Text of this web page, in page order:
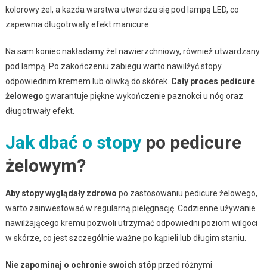
kolorowy żel, a każda warstwa utwardza się pod lampą LED, co
zapewnia długotrwały efekt manicure.
Na sam koniec nakładamy żel nawierzchniowy, również utwardzany
pod lampą. Po zakończeniu zabiegu warto nawilżyć stopy
odpowiednim kremem lub oliwką do skórek. Cały proces pedicure
żelowego gwarantuje piękne wykończenie paznokci u nóg oraz
długotrwały efekt.
Jak dbać o stopypo pedicure
żelowym?
Aby stopy wyglądały zdrowo po zastosowaniu pedicure żelowego,
warto zainwestować w regularną pielęgnację. Codzienne używanie
nawilżającego kremu pozwoli utrzymać odpowiedni poziom wilgoci
w skórze, co jest szczególnie ważne po kąpieli lub długim staniu.
Nie zapominaj o ochronie swoich stópprzed różnymi